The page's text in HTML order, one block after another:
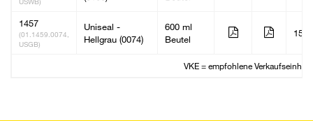
1457
(01.1459.0074,
USGB)
Uniseal -
Hellgrau (0074)
600 ml
Beutel
15
VKE = empfohlene Verkaufseinheit